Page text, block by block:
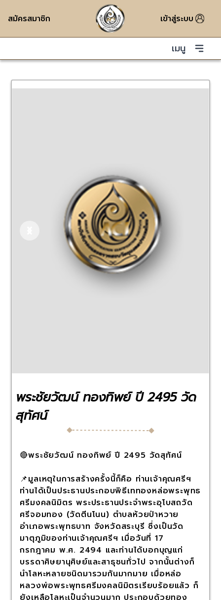
สมัครสมาชิก เข้าสู่ระบบ
เมนู
พระชัยวัฒน์ ทองทิพย์ ปี 2495 วัด
สุทัศน์
🔴พระชัยวัฒน์ ทองทิพย์ ปี 2495 วัดสุทัศน์
📌มูลเหตุในการสร้างครั้งนี้ก็คือ ท่านเจ้าคุณศรีฯ
ท่านได้เป็นประธานประกอบพิธีเททองหล่อพระพุทธ
ศรีมงคลนิมิตร พระประธานประจำพระอุโบสถวัด
ศรีจอมทอง (วัดตีนโนน) ตำบลห้วยป่าหวาย
อำเภอพระพุทธบาท จังหวัดสระบุรี ซึ่งเป็นวัด
มาตุภูมิของท่านเจ้าคุณศรีฯ เมื่อวันที่ 17
กรกฎาคม พ.ศ. 2494 และท่านได้บอกบุญแก่
บรรดาศิษยานุศิษย์และสาธุชนทั่วไป จากนั้นต่างก็
นำโลหะหลายชนิดมารวมกันมากมาย เมื่อหล่อ
หลวงพ่อพระพุทธศรีมงคลนิมิตรเรียบร้อยแล้ว ก็